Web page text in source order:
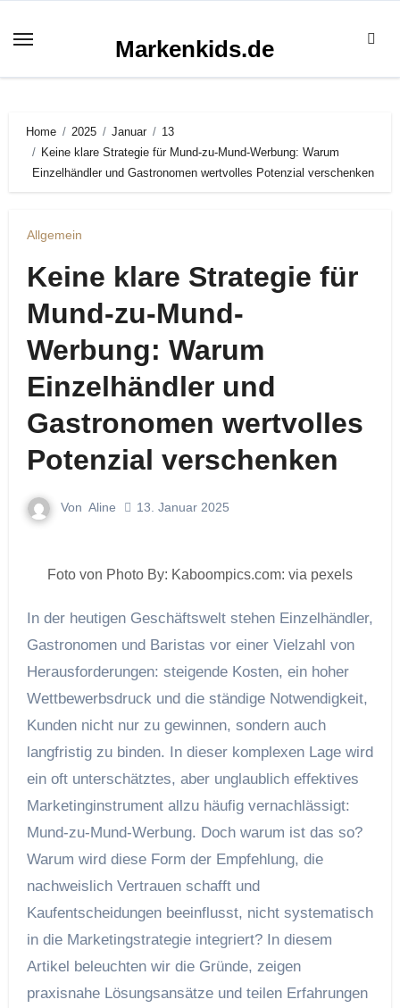
Inhalt
Markenkids.de
Home 2025 Januar
13
Keine klare Strategie für Mund-zu-Mund-Werbung: Warum
Einzelhändler und Gastronomen wertvolles Potenzial verschenken
Allgemein
Keine klare Strategie für
Mund-zu-Mund-
Werbung: Warum
Einzelhändler und
Gastronomen wertvolles
Potenzial verschenken
Von Aline 13. Januar 2025
Foto von Photo By: Kaboompics.com: via pexels
In der heutigen Geschäftswelt stehen Einzelhändler,
Gastronomen und Baristas vor einer Vielzahl von
Herausforderungen: steigende Kosten, ein hoher
Wettbewerbsdruck und die ständige Notwendigkeit,
Kunden nicht nur zu gewinnen, sondern auch
langfristig zu binden. In dieser komplexen Lage wird
ein oft unterschätztes, aber unglaublich effektives
Marketinginstrument allzu häufig vernachlässigt:
Mund-zu-Mund-Werbung. Doch warum ist das so?
Warum wird diese Form der Empfehlung, die
nachweislich Vertrauen schafft und
Kaufentscheidungen beeinflusst, nicht systematisch
in die Marketingstrategie integriert? In diesem
Artikel beleuchten wir die Gründe, zeigen
praxisnahe Lösungsansätze und teilen Erfahrungen